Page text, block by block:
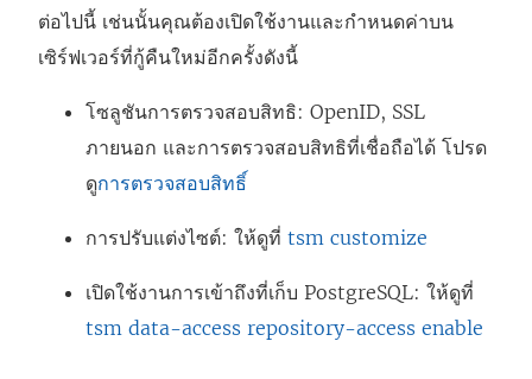
ต่อไปนี้ เช่นนั้นคุณต้องเปิดใช้งานและกำหนดค่าบน
เซิร์ฟเวอร์ที่กู้คืนใหม่อีกครั้งดังนี้
โซลูชันการตรวจสอบสิทธิ: OpenID, SSL
ภายนอก และการตรวจสอบสิทธิที่เชื่อถือได้ โปรด
ดูการตรวจสอบสิทธิ์
การปรับแต่งไซต์: ให้ดูที่ tsm customize
เปิดใช้งานการเข้าถึงที่เก็บ PostgreSQL: ให้ดูที่
tsm data-access repository-access enable